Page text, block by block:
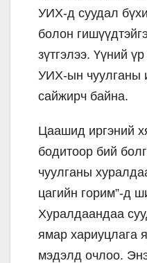
УИХ-д суудал
болон
зүтгэлээ. Үүний
УИХ-ын чуулганы
сайжирч байна.
Цаашид иргэний
бодитоор бий
чуулганы
цагийн горим”-д
Хуралдаандаа
ямар хариуцлага
мэдэлд очлоо.